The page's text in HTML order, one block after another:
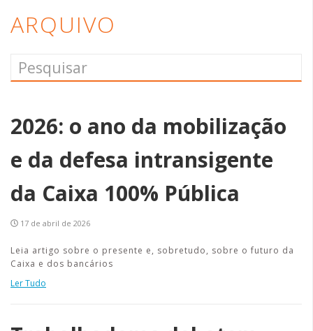
ARQUIVO
2026: o ano da mobilização
e da defesa intransigente
da Caixa 100% Pública
17 de abril de 2026
Leia artigo sobre o presente e, sobretudo, sobre o futuro da
Caixa e dos bancários
Ler Tudo